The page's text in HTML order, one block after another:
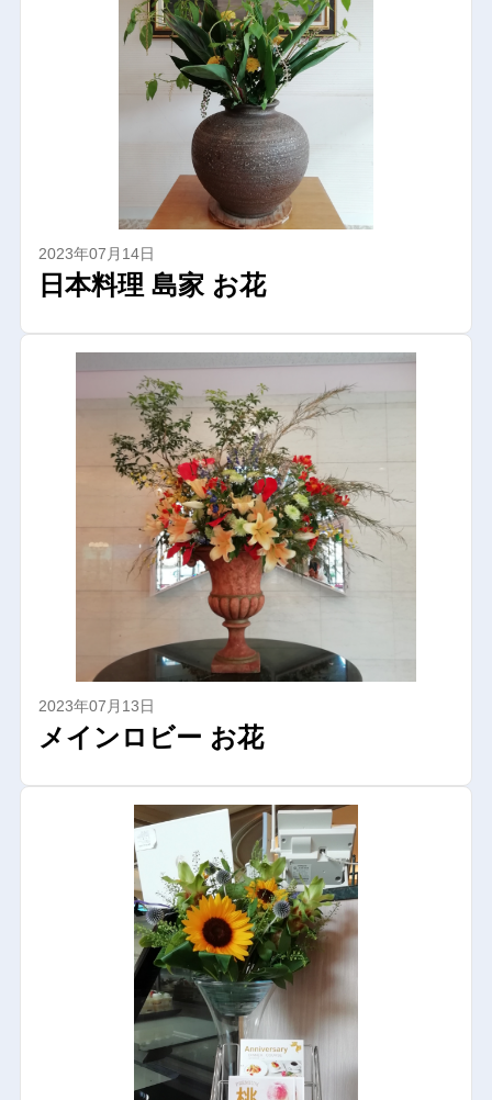
2023年07月14日
日本料理 島家 お花
2023年07月13日
メインロビー お花